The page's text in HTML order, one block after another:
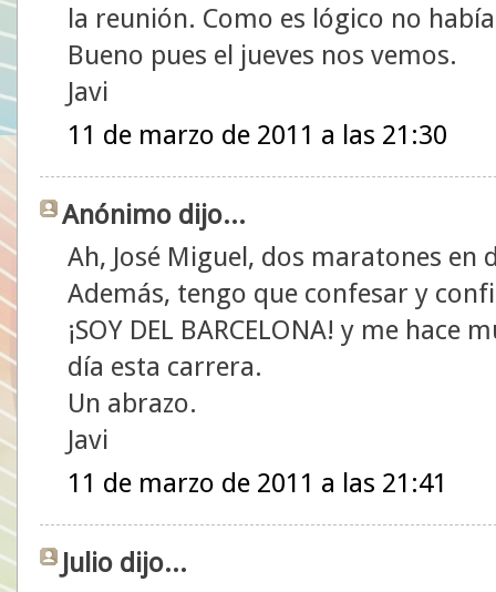
la reunión. Como es lógico no
Bueno pues el jueves nos vemos.
Javi
11 de marzo de 2011 a las 21:30
Anónimo dijo...
Ah, José Miguel, dos maratones en
Además, tengo que confesar y
¡SOY DEL BARCELONA! y me
día esta carrera.
Un abrazo.
Javi
11 de marzo de 2011 a las 21:41
Julio dijo...